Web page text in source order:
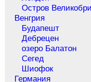
Остров
Венгрия
Будапешт
Дебрецен
озеро Балатон
Сегед
Шиофок
Германия